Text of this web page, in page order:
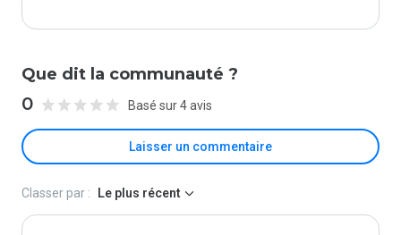
Que dit la communauté ?
0 Basé sur 4 avis
Laisser un commentaire
Classer par : Le plus récent